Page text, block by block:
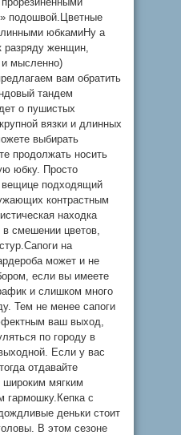
подошвой.Цветные
юбкамиНу а
разряду женщин,
и мысленно)
вам обратить
тандем
о пушистых
вязки и длинных
выбирать
продолжать носить
юбку. Просто
вещице подходящий
контрастным
находка
в смешении цветов,
на
может и не
если вы имеете
и слишком много
Тем не менее сапоги
ваш выход,
по городу в
Если у вас
отдавайте
широким мягким
гармошку.Кепка с
деньки стоит
В этом сезоне